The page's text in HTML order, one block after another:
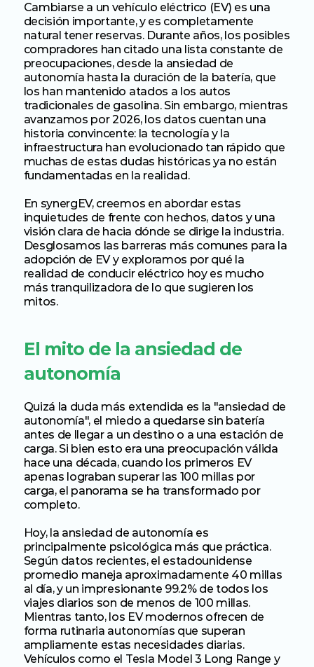
Cambiarse a un vehículo eléctrico (EV) es una
decisión importante, y es completamente
natural tener reservas. Durante años, los posibles
compradores han citado una lista constante de
preocupaciones, desde la ansiedad de
autonomía hasta la duración de la batería, que
los han mantenido atados a los autos
tradicionales de gasolina. Sin embargo, mientras
avanzamos por 2026, los datos cuentan una
historia convincente: la tecnología y la
infraestructura han evolucionado tan rápido que
muchas de estas dudas históricas ya no están
fundamentadas en la realidad.
En synergEV, creemos en abordar estas
inquietudes de frente con hechos, datos y una
visión clara de hacia dónde se dirige la industria.
Desglosamos las barreras más comunes para la
adopción de EV y exploramos por qué la
realidad de conducir eléctrico hoy es mucho
más tranquilizadora de lo que sugieren los
mitos.
El mito de la ansiedad de
autonomía
Quizá la duda más extendida es la "ansiedad de
autonomía", el miedo a quedarse sin batería
antes de llegar a un destino o a una estación de
carga. Si bien esto era una preocupación válida
hace una década, cuando los primeros EV
apenas lograban superar las 100 millas por
carga, el panorama se ha transformado por
completo.
Hoy, la ansiedad de autonomía es
principalmente psicológica más que práctica.
Según datos recientes, el estadounidense
promedio maneja aproximadamente 40 millas
al día, y un impresionante 99.2% de todos los
viajes diarios son de menos de 100 millas.
Mientras tanto, los EV modernos ofrecen de
forma rutinaria autonomías que superan
ampliamente estas necesidades diarias.
Vehículos como el Tesla Model 3 Long Range y